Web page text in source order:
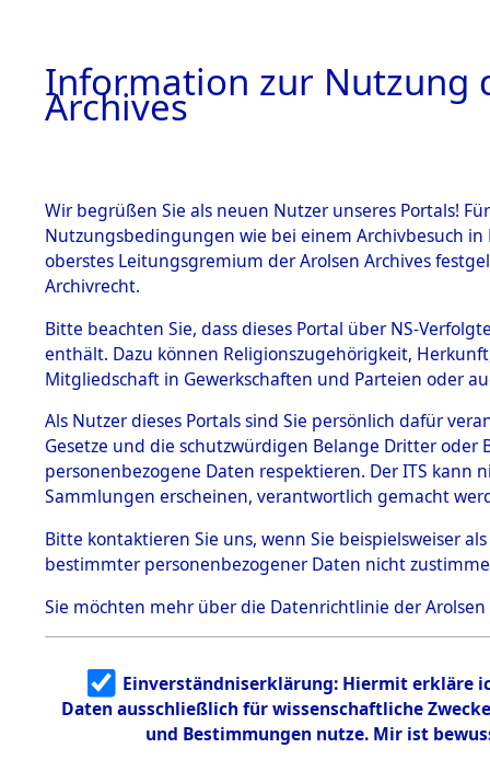
BESTÄNDE
1.
mente
5. Verschiedenes
5.3
Todesmärsche
5.3.1 Alliierte
Erhebungen
zu
Todesmärsch
en
5.3.2
Identifizierun
g
5.3.3
Todesmärsch
auf dem
zur
Roding,
zwischen
km)
Leben
0001
Information zur Nutzung
Archives
Wir begrüßen Sie als neuen Nutzer unseres Portals!
Nutzungsbedingungen wie bei einem Archivbesuch
oberstes Leitungsgremium der Arolsen Archives
Archivrecht.
Bitte beachten Sie, dass dieses Portal über NS-
enthält. Dazu können Religionszugehörigkeit,
Mitgliedschaft in Gewerkschaften und Parteien oder
Als Nutzer dieses Portals sind Sie persönlich dafür
Gesetze und die schutzwürdigen Belange Dritter
personenbezogene Daten respektieren. Der ITS
Sammlungen erscheinen, verantwortlich gemacht
Bitte kontaktieren Sie uns, wenn Sie beispielsweiser
bestimmter personenbezogener Daten nicht
Sie möchten mehr über die Datenrichtlinie der Arolsen
Einverständniserklärung: Hiermit erkläre
Daten ausschließlich für wissenschaftliche
und Bestimmungen nutze. Mir ist